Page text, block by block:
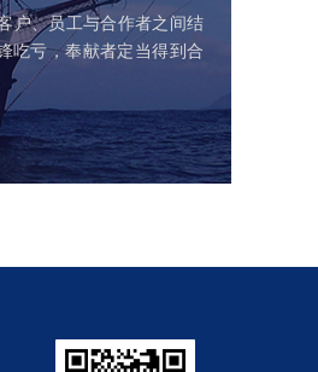
户、员工与合作者之间结
吃亏，奉献者定当得到合